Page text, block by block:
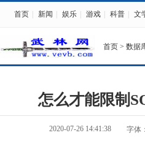
首页 新闻 娱乐 游戏 科普 文
首页 > 数据
怎么才能限制
2020-07-26 14:41:38 字体：